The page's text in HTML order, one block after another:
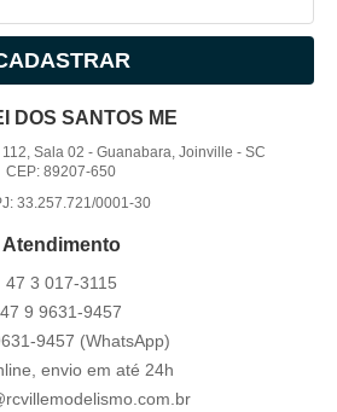
DOS SANTOS ME
Sala 02 -Guanabara, Joinville -SC
CEP: 89207-650
33.257.721/0001-30
Atendimento
47 3 017-3115
47 9 9631-9457
9457 (WhatsApp)
envio em até 24h